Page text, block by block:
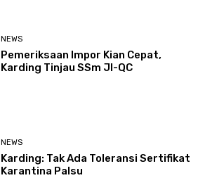
NEWS
Pemeriksaan Impor Kian Cepat,
Karding Tinjau SSm JI-QC
NEWS
Karding: Tak Ada Toleransi Sertifikat
Karantina Palsu